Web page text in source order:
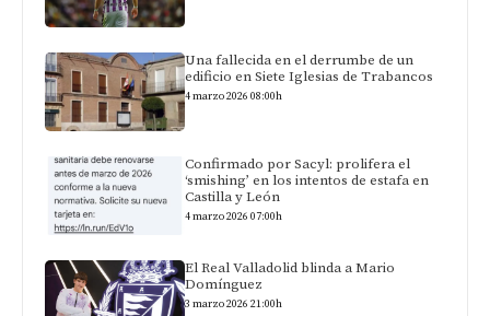
Una fallecida en el derrumbe de un
edificio en Siete Iglesias de Trabancos
4 marzo 2026 08:00h
Confirmado por Sacyl: prolifera el
‘smishing’ en los intentos de estafa en
Castilla y León
4 marzo 2026 07:00h
El Real Valladolid blinda a Mario
Domínguez
3 marzo 2026 21:00h